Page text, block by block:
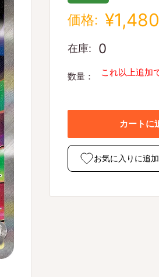
価格: ¥1,480
在庫: 0
数量： これ以上追加
カートに
お気に入りに追加